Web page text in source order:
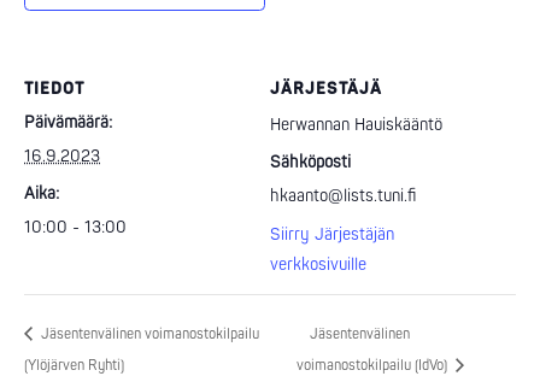
TIEDOT
Päivämäärä:
16.9.2023
Aika:
10:00 - 13:00
JÄRJESTÄJÄ
Herwannan Hauiskääntö
Sähköposti
hkaanto@lists.tuni.fi
Siirry Järjestäjän
verkkosivuille
Jäsentenvälinen voimanostokilpailu
(Ylöjärven Ryhti)
Jäsentenvälinen
voimanostokilpailu (IdVo)